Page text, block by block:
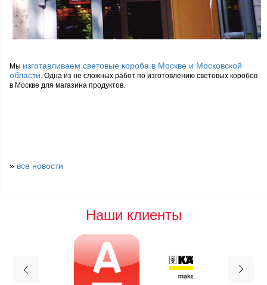
Мы изготавливаем световые короба в Москве и Московской
области. Одна из не сложных работ по изготовлению световых коробов
в Москве для магазина продуктов.
» все новости
Наши клиенты